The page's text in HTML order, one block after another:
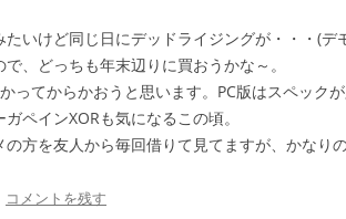
いけど同じ日にデッドライジングが・・・(デ
、どっちも年末辺りに買おうかな～。
ってからかおうと思います。PC版はスペックが
ペインXORも気になるこの頃。
方を友人から毎回借りて見てますが、かなりの
コメントを残す